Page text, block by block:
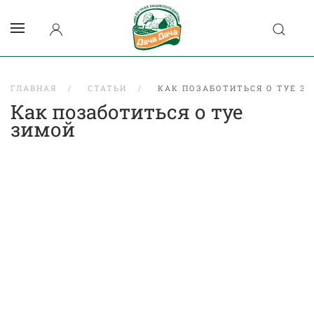
ГЛАВНАЯ СТАТЬИ КАК ПОЗАБОТИТЬСЯ О ТУЕ
Как позаботиться о туе
зимой